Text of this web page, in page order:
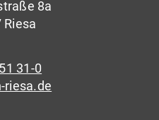
8a
Riesa
31-0
riesa.de